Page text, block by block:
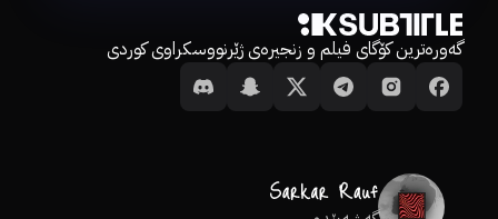
گەورەترین کۆگای فیلم و زنجیرەی ژێرنووسکراوی کوردی